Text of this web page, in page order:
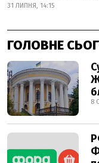
31 ЛИПНЯ, 14:15
ГОЛОВНЕ
8